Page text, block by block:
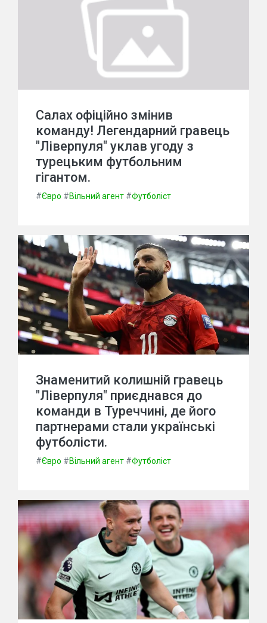
Салах офіційно змінив
команду! Легендарний гравець
"Ліверпуля" уклав угоду з
турецьким футбольним
гігантом.
#Євро #Вільний агент #Футболіст
Знаменитий колишній гравець
"Ліверпуля" приєднався до
команди в Туреччині, де його
партнерами стали українські
футболісти.
#Євро #Вільний агент #Футболіст